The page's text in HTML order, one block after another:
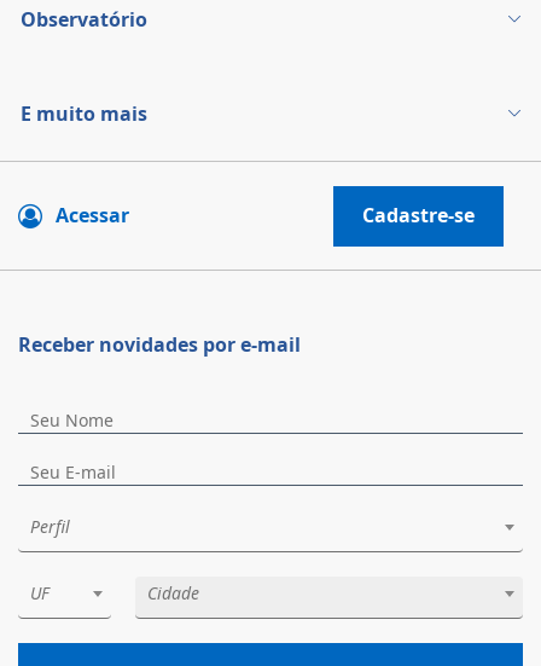
Observatório
E muito mais
Acessar Cadastre-se
Receber novidades por e-mail
Perfil
UF Cidade